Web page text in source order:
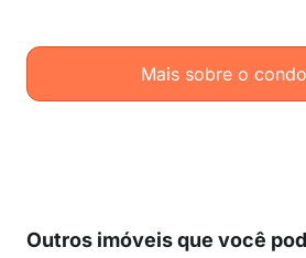
Mais sobre o
Outros imóveis que você